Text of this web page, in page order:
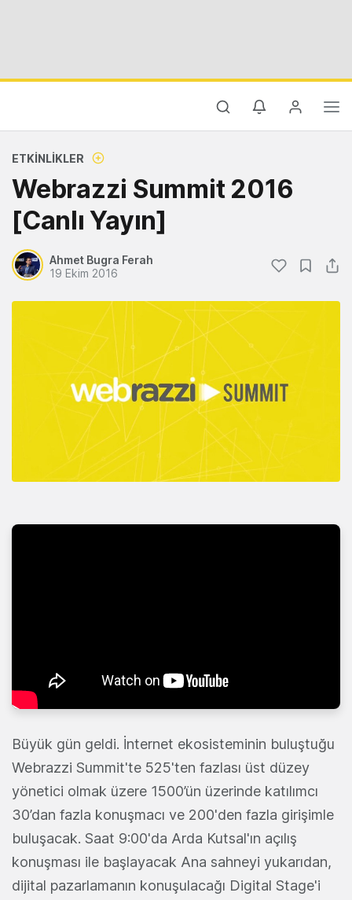
ETKINLIKLER
Webrazzi Summit 2016
[Canlı Yayın]
Ahmet Bugra Ferah
19 Ekim 2016
Büyük gün geldi. İnternet ekosisteminin buluştuğu
Webrazzi Summit'te 525'ten fazlası üst düzey
yönetici olmak üzere 1500’ün üzerinde katılımcı
30’dan fazla konuşmacı ve 200'den fazla girişimle
buluşacak. Saat 9:00'da Arda Kutsal'ın açılış
konuşması ile başlayacak Ana sahneyi yukarıdan,
dijital pazarlamanın konuşulacağı Digital Stage'i